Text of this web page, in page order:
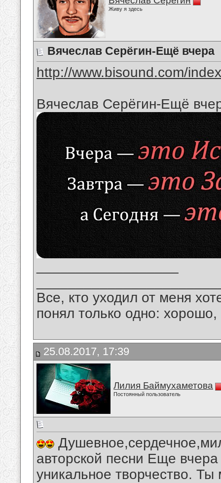
Живу я здесь
Вячеслав Серёгин-Ещё вчера
http://www.bisound.com/
Вячеслав Серёгин-Ещё
Все, кто уходил от меня
понял только одно:
25.08.2017, 17:39
Лилия Баймухаметова
Постоянный пользователь
авторской песни Еще
уникальное творчество.